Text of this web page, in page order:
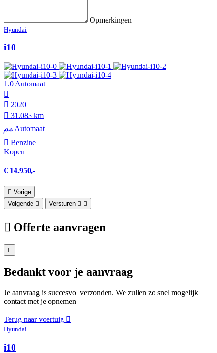
Opmerkingen
Hyundai
i10
1.0 Automaat
2020
31.083 km
Automaat
Benzine
Kopen
€ 14.950,-
Vorige
Volgende
Versturen
Offerte aanvragen
Bedankt voor je aanvraag
Je aanvraag is succesvol verzonden. We zullen zo snel mogelijk
contact met je opnemen.
Terug naar voertuig
Hyundai
i10